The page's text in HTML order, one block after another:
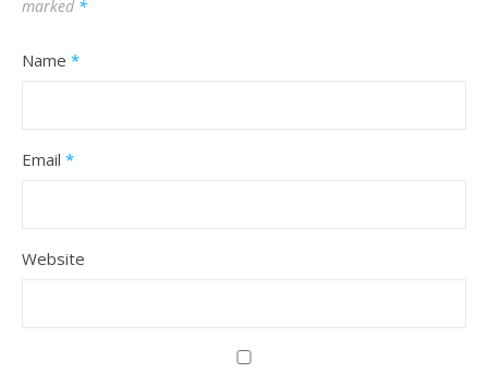
marked *
Name *
Email *
Website